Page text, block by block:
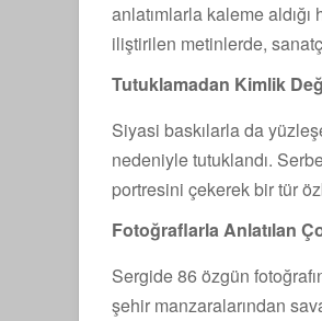
anlatımlarla kaleme aldığı
iliştirilen metinlerde,
Tutuklamadan Kimlik
Siyasi baskılarla da
nedeniyle tutuklandı.
portresini çekerek bir tür
Fotoğraflarla Anlatılan
Sergide 86 özgün
şehir manzaralarından